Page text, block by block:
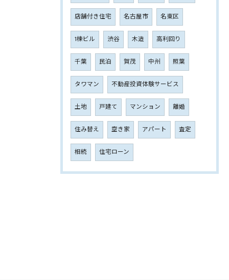
店舗付き住宅 名古屋市 名東区
1棟ビル 渋谷 木造 高利回り
千葉 民泊 賀茂 中州 照葉
タワマン 不動産投資体験サービス
土地 戸建て マンション 離婚
住み替え 空き家 アパート 査定
相続 住宅ローン